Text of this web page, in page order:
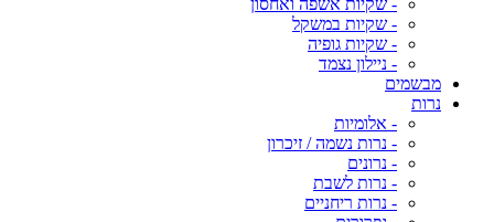
- שקיות אשפה ואחסון
- שקיות במשקל
- שקיות גופיה
- ניילון נצמד
מבשמים
נרות
- אלומיות
- נרות נשמה / זיכרון
- נרונים
- נרות לשבת
- נרות ריחניים